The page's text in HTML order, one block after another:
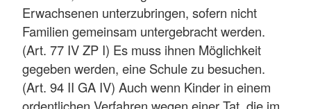
Erwachsenen unterzubringen, sofern nicht
Familien gemeinsam untergebracht werden.
(Art. 77 IV ZP I) Es muss ihnen Möglichkeit
gegeben werden, eine Schule zu besuchen.
(Art. 94 II GA IV) Auch wenn Kinder in einem
ordentlichen Verfahren wegen einer Tat, die im